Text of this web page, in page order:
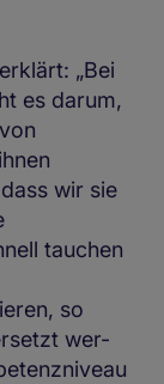
„Bei
es darum,
wir sie
tauchen
so
wer-